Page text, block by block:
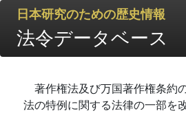
日本研究のための歴史情報
法令データベース
著作権法及び万国著作権条約
法の特例に関する法律の一部を